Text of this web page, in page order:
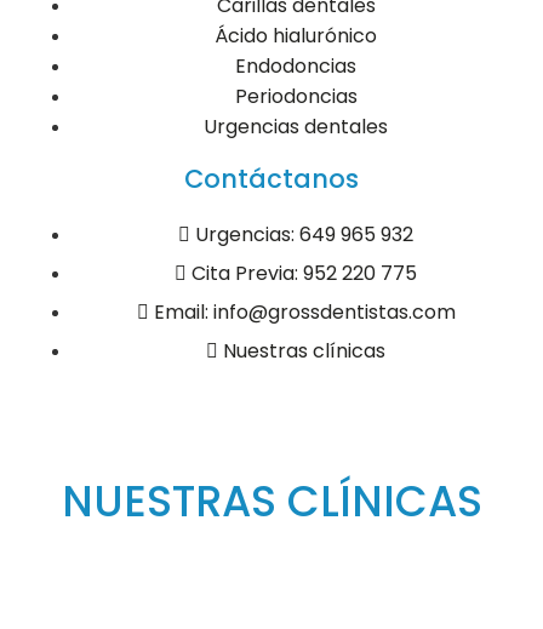
Ácido hialurónico
Endodoncias
Periodoncias
Urgencias dentales
Contáctanos
Urgencias: 649 965 932
Cita Previa: 952 220 775
Email: info@grossdentistas.com
Nuestras clínicas
NUESTRAS CLÍNICAS